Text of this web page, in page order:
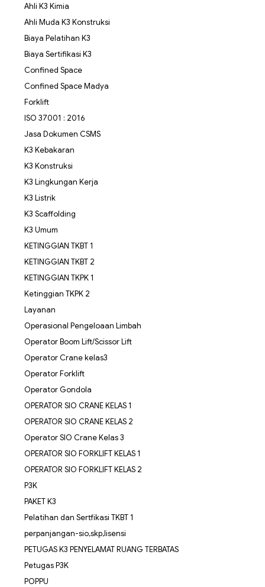
Ahli K3 Kimia
Ahli Muda K3 Konstruksi
Biaya Pelatihan K3
Biaya Sertifikasi K3
Confined Space
Confined Space Madya
Forklift
ISO 37001 : 2016
Jasa Dokumen CSMS
K3 Kebakaran
K3 Konstruksi
K3 Lingkungan Kerja
K3 Listrik
K3 Scaffolding
K3 Umum
KETINGGIAN TKBT 1
KETINGGIAN TKBT 2
KETINGGIAN TKPK 1
Ketinggian TKPK 2
Layanan
Operasional Pengeloaan Limbah
Operator Boom Lift/Scissor Lift
Operator Crane kelas3
Operator Forklift
Operator Gondola
OPERATOR SIO CRANE KELAS 1
OPERATOR SIO CRANE KELAS 2
Operator SIO Crane Kelas 3
OPERATOR SIO FORKLIFT KELAS 1
OPERATOR SIO FORKLIFT KELAS 2
P3K
PAKET K3
Pelatihan dan Sertfikasi TKBT 1
perpanjangan-sio,skp,lisensi
PETUGAS K3 PENYELAMAT RUANG TERBATAS
Petugas P3K
POPPU